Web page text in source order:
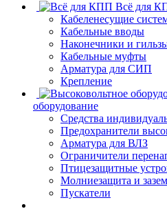
Всё для
Кабеленесущие
Кабельные вводы
Наконечники и
Кабельные муфты
Арматура для СИП
Крепление
оборудование
Средства
Предохранители
Арматура для ВЛЗ
Ограничители
Птицезащитные
Молниезащита и
Пускатели